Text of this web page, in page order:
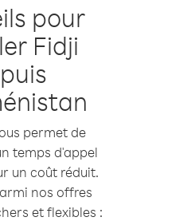
pour
Fidji
permet de
temps d'appel
un coût réduit.
nos offres
et flexibles :